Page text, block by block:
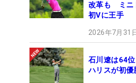
改革も ミニ
初Vに王手
2026年7月31
石川遼は64
ハリスが初